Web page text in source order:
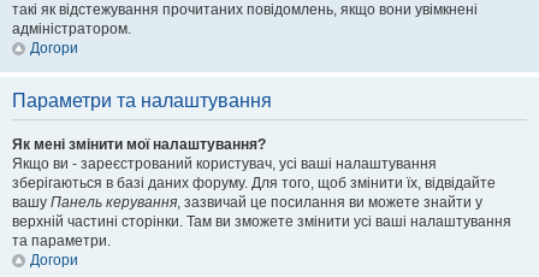
такі як відстежування прочитаних повідомлень, якщо вони увімкнені
адміністратором.
Догори
Параметри та налаштування
Як мені змінити мої налаштування?
Якщо ви - зареєстрований користувач, усі ваші налаштування
зберігаються в базі даних форуму. Для того, щоб змінити їх, відвідайте
вашу Панель керування, зазвичай це посилання ви можете знайти у
верхній частині сторінки. Там ви зможете змінити усі ваші налаштування
та параметри.
Догори